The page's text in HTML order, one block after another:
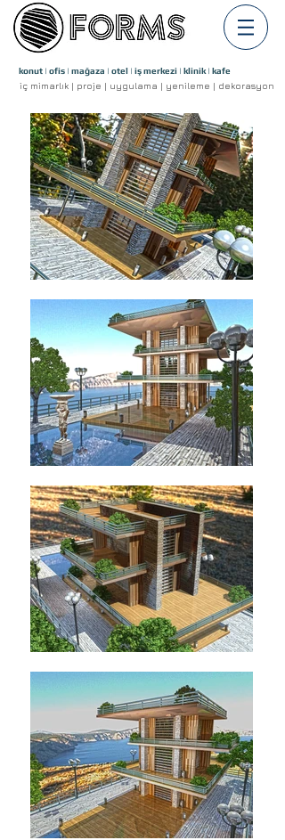
konut | ofis | mağaza | otel | iş merkezi | klinik | kafe
iç mimarlık | proje | uygulama | yenileme |